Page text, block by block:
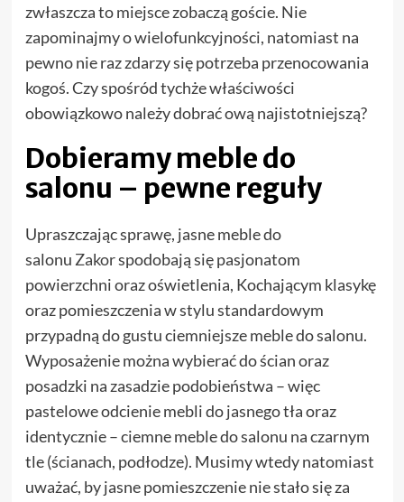
zwłaszcza to miejsce zobaczą goście. Nie
zapominajmy o wielofunkcyjności, natomiast na
pewno nie raz zdarzy się potrzeba przenocowania
kogoś. Czy spośród tychże właściwości
obowiązkowo należy dobrać ową najistotniejszą?
Dobieramy meble do
salonu – pewne reguły
Upraszczając sprawę, jasne meble do
salonu Zakorspodobają się pasjonatom
powierzchni oraz oświetlenia, Kochającym klasykę
oraz pomieszczenia w stylu standardowym
przypadną do gustu ciemniejsze meble do salonu.
Wyposażenie można wybierać do ścian oraz
posadzki na zasadzie podobieństwa – więc
pastelowe odcienie mebli do jasnego tła oraz
identycznie – ciemne meble do salonu na czarnym
tle (ścianach, podłodze). Musimy wtedy natomiast
uważać, by jasne pomieszczenie nie stało się za